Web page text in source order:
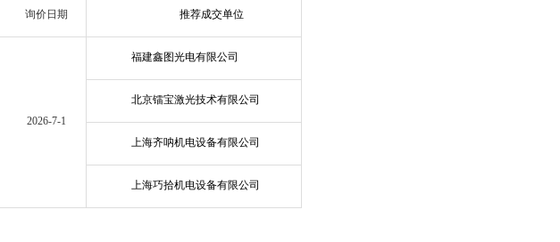
询价日 期 推荐成交单位
2026-7-1
福建鑫图光电有限公司
北京镭宝激光技术有限公司
上海齐呐机电设备有限公司
上海巧拾机电设备有限公司